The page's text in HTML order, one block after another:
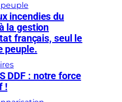
incendies du
la gestion
français, seul le
peuple.
DDF : notre force
!